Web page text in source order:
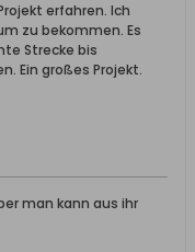
erfahren. Ich
zu bekommen. Es
Strecke bis
Ein großes Projekt.
man kann aus ihr